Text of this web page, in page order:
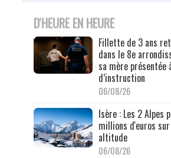
D'HEURE EN HEURE
Fillette de 3 ans
dans le 8e
sa mère présentée
d’instruction
06/08/26
Isère : Les 2 Alpes
millions d'euros
altitude
06/08/26